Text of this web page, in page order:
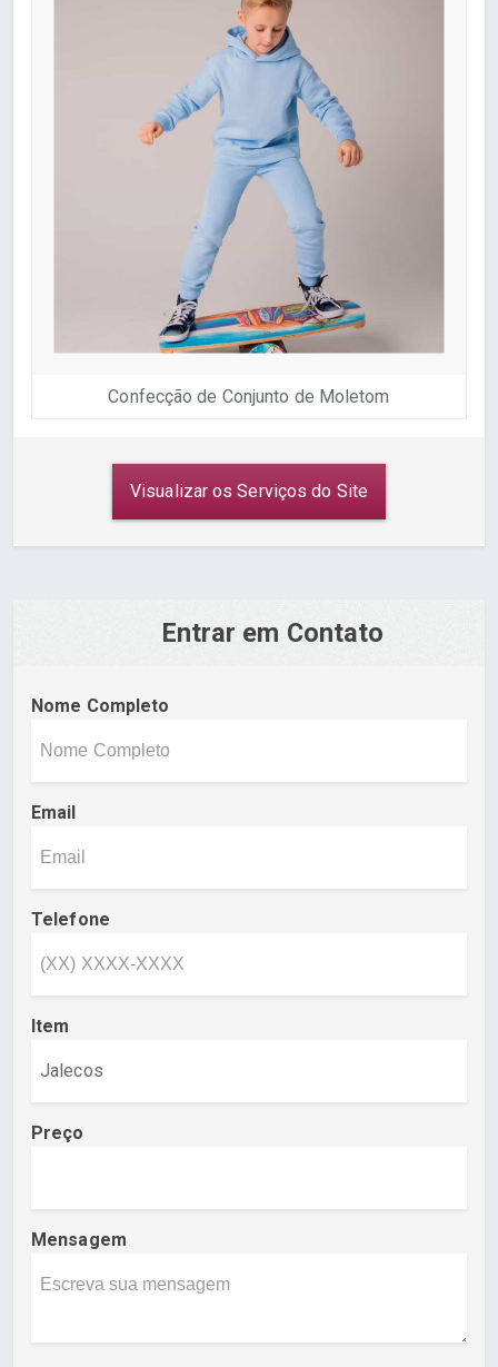
Confecção de Conjunto de Moletom
Visualizar os Serviços do Site
Entrar em Contato
Nome Completo
Email
Telefone
Item
Preço
Mensagem